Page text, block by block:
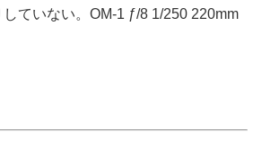
ていない。OM-1 ƒ/8 1/250 220mm